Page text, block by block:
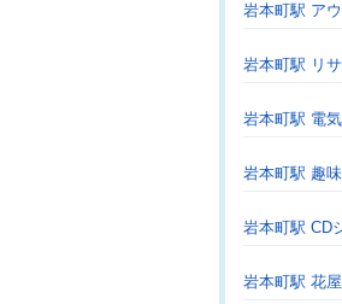
岩本町駅 ア
岩本町駅 リ
岩本町駅 電
岩本町駅 趣
岩本町駅 CD
岩本町駅 花